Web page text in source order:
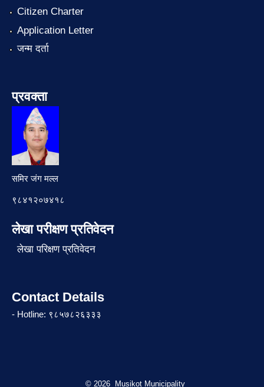
Citizen Charter
Application Letter
जन्म दर्ता
प्रवक्ता
समिर जंग मल्ल
९८४१२०७४१८
लेखा परीक्षण प्रतिवेदन
लेखा परिक्षण प्रतिवेदन
Contact Details
- Hotline: ९८५७८२६३३३
© 2026 Musikot Municipality